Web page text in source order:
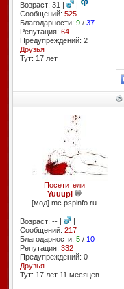
Возраст: 31 |
|
Сообщений: 525
Благодарности: 9/ 37
Репутация: 64
Предупреждений: 2
Друзья
Тут: 17 лет
Посетители
Yuuupi
[мод] mc.pspinfo.ru
Возраст: -- |
|
Сообщений: 217
Благодарности: 5/ 10
Репутация: 332
Предупреждений: 0
Друзья
Тут: 17 лет 11 месяцев